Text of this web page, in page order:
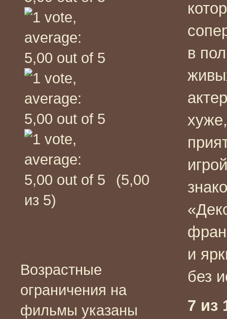
(5,00
из 5)
Возрастные
ограничения на
фильмы указаны
в
и
без
7 из